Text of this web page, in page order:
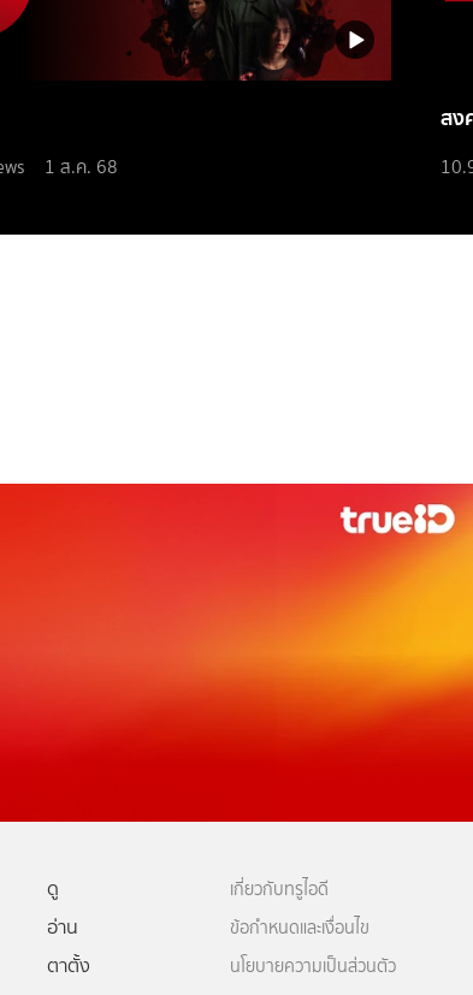
1 ส.ค. 68
สง
ดู
อ่าน
ตาตั้ง
เกี่ยวกับทรูไอดี
ข้อกำหนดและเงื่อนไข
นโยบายความเป็นส่วนตัว